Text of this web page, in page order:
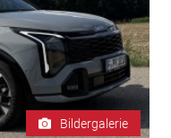
Bildergalerie